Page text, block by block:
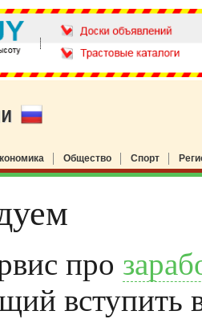
Общество Спорт
про
вступить